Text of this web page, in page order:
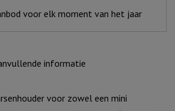
voor elk moment van het jaar
informatie
voor zowel een mini